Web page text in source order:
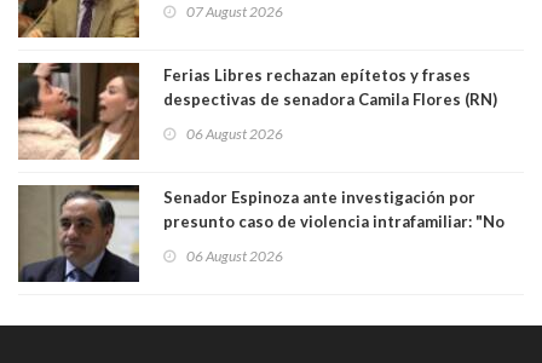
justicia constitucional porque no es diputado
07 August 2026
Ferias Libres rechazan epítetos y frases
despectivas de senadora Camila Flores (RN)
06 August 2026
Senador Espinoza ante investigación por
presunto caso de violencia intrafamiliar: "No
antecedentes a Tribunal Supremo
06 August 2026